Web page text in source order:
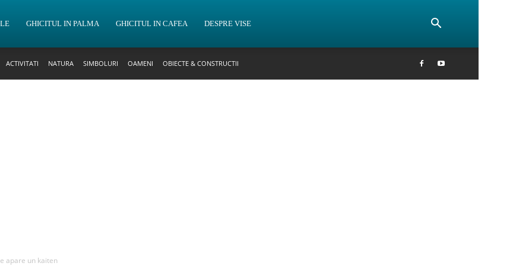
GHICITUL IN PALMA GHICITUL IN CAFEA DESPRE VISE
ACTIVITATI NATURA SIMBOLURI OAMENI OBIECTE & CONSTRUCTII
apare un kaiten